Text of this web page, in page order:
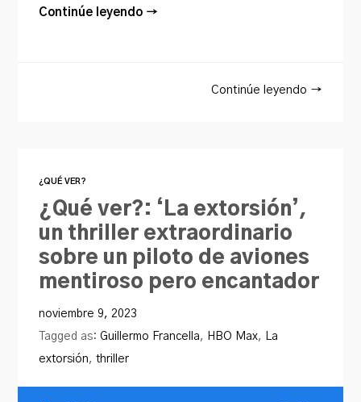
Continúe leyendo →
Continúe leyendo →
¿QUÉ VER?
¿Qué ver?: ‘La extorsión’,
un thriller extraordinario
sobre un piloto de aviones
mentiroso pero encantador
noviembre 9, 2023
Tagged as:Guillermo Francella, HBO Max, La
extorsión,thriller